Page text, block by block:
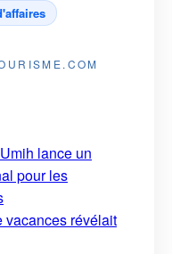
lance un
pour les
vacances révélait